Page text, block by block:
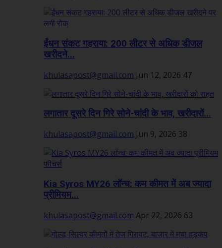
ईंधन संकट गहराया: 200 लीटर से अधिक डीजल
खरीदने...
khulasapost@gmail.com Jun 12, 2026 47
लगातार दूसरे दिन गिरे सोने-चांदी के भाव, खरीदारों...
khulasapost@gmail.com Jun 9, 2026 38
Kia Syros MY26 लॉन्च: कम कीमत में अब ज्यादा
प्रीमियम...
khulasapost@gmail.com Apr 22, 2026 63